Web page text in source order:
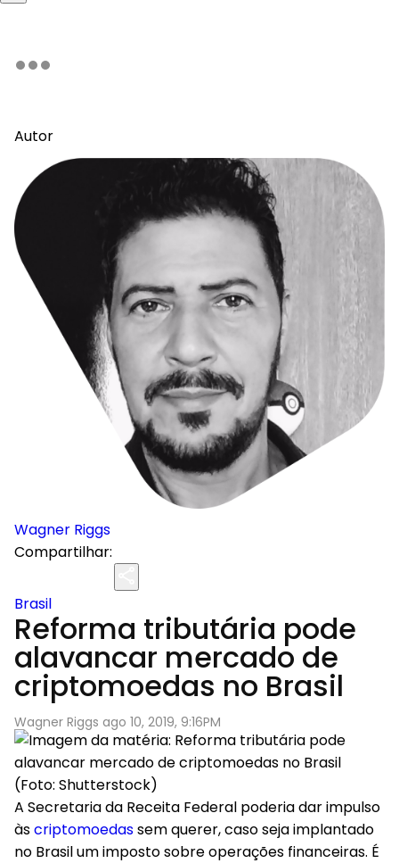
Autor
Wagner Riggs
Compartilhar:
Brasil
Reforma tributária pode
alavancar mercado de
criptomoedas no Brasil
Wagner Riggs ago 10, 2019, 9:16PM
(Foto: Shutterstock)
A Secretaria da Receita Federal poderia dar impulso
àscriptomoedassem querer, caso seja implantado
no Brasil um imposto sobre operações financeiras. É